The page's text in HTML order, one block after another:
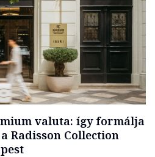
valuta: így formálja
Radisson Collection